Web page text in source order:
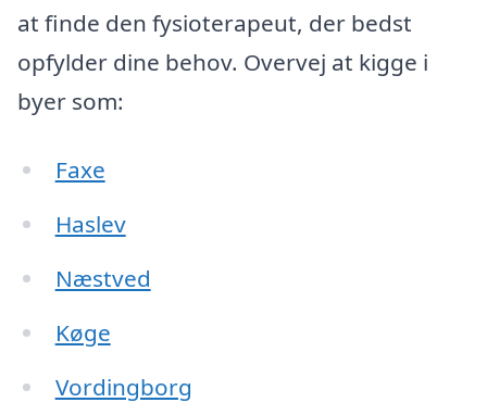
at finde den fysioterapeut, der bedst
opfylder dine behov. Overvej at kigge i
byer som:
Faxe
Haslev
Næstved
Køge
Vordingborg